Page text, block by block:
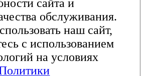
сайта и
обслуживания.
наш сайт,
с использованием
на условиях